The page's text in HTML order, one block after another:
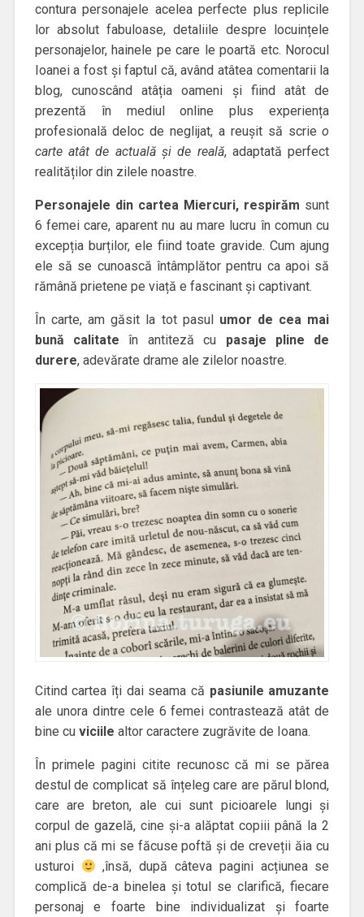
contura personajele acelea perfecte plus replicile
lor absolut fabuloase, detaliile despre locuințele
personajelor, hainele pe care le poartă etc. Norocul
Ioanei a fost și faptul că, având atâtea comentarii la
blog, cunoscând atâția oameni și fiind atât de
prezentă în mediul online plus experiența
profesională deloc de neglijat, a reușit să scrieo
carte atât de actuală și de reală, adaptată perfect
realităților din zilele noastre.
Personajele din cartea Miercuri, respirăm sunt
6 femei care, aparent nu au mare lucru în comun cu
excepția burților, ele fiind toate gravide. Cum ajung
ele să se cunoască întâmplător pentru ca apoi să
rămână prietene pe viață e fascinant și captivant.
În carte, am găsit la tot pasul umor de cea mai
bună calitateîn antiteză cu pasaje pline de
durere, adevărate drame ale zilelor noastre.
Citind cartea îți dai seama că pasiunile amuzante
ale unora dintre cele 6 femei contrastează atât de
bine cu viciile altor caractere zugrăvite de Ioana.
În primele pagini citite recunosc că mi se părea
destul de complicat să înțeleg care are părul blond,
care are breton, ale cui sunt picioarele lungi și
corpul de gazelă, cine și-a alăptat copiii până la 2
ani plus că mi se făcuse poftă și de creveții ăia cu
usturoi
,însă, după câteva pagini acțiunea se
complică de-a binelea și totul se clarifică, fiecare
personaj e foarte bine individualizat și foarte